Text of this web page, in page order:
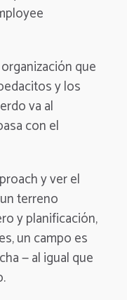
que
y los
va al
con el
y ver el
terreno
y planificación,
un campo es
—al igual que